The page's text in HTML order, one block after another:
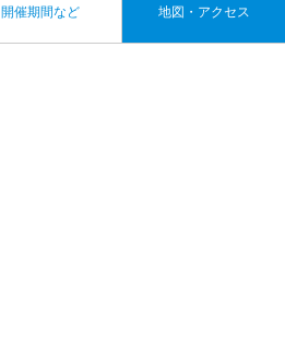
開催期間など 地図・アクセス